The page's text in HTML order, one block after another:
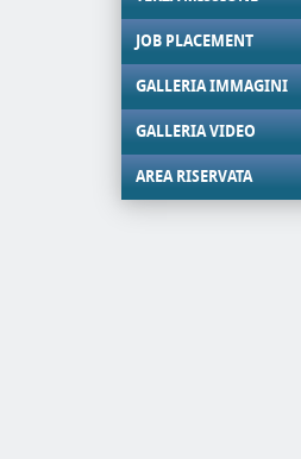
JOB PLACEMENT
GALLERIA IMMAGINI
GALLERIA VIDEO
AREA RISERVATA